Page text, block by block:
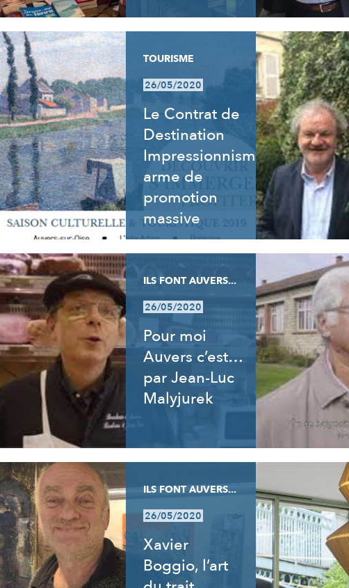
TOURISME
26/05/2020
Le Contrat de
Destination
Impressionnisme,
arme de
promotion
massive
ILS FONT AUVERS...
26/05/2020
Pour moi
Auvers c’est…
par Jean-Luc
Malyjurek
ILS FONT AUVERS...
26/05/2020
Xavier
Boggio, l’art